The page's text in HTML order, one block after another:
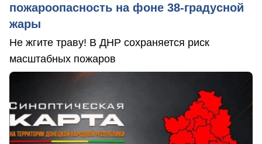
пожароопасность на фоне 38-градусной
жары
Не жгите траву! В ДНР сохраняется риск
масштабных пожаров